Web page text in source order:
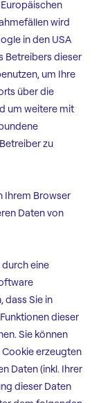
wird
in den USA
Betreibers dieser
um Ihre
über die
um weitere mit
zu
Ihrem Browser
Daten von
durch eine
dass Sie in
dieser
Sie können
erzeugten
Daten (inkl. Ihrer
dieser Daten